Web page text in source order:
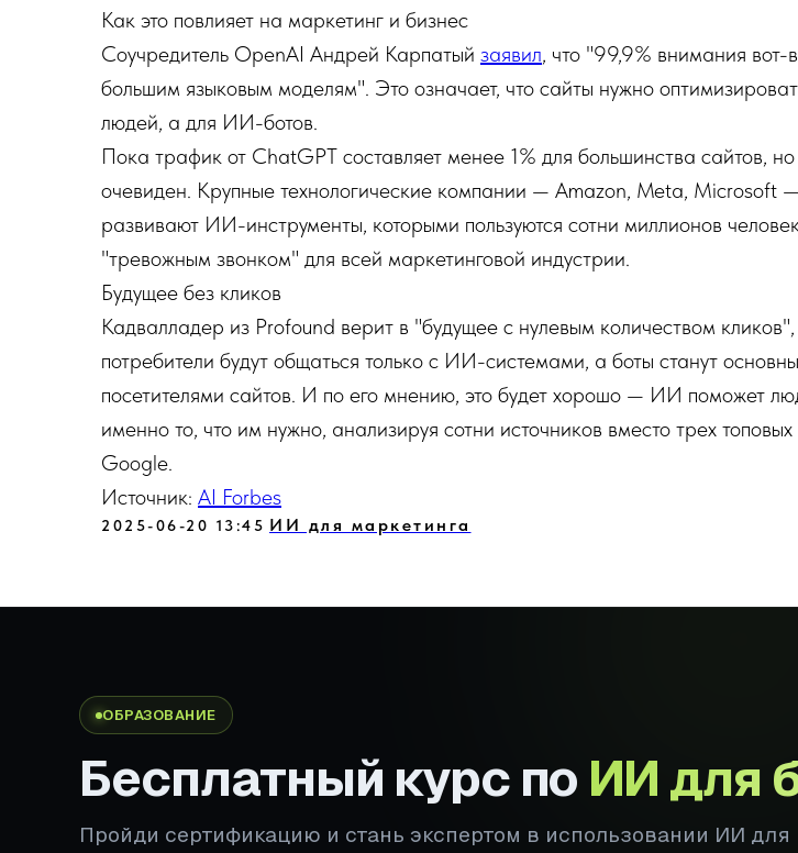
Как это повлияет на маркетинг и бизнес
Соучредитель OpenAI Андрей Карпатый заявил, что "99,9% внимания вот-
большим языковым моделям". Это означает, что сайты нужно
людей, а для ИИ-ботов.
Пока трафик от ChatGPT составляет менее 1% для большинства сайтов,
очевиден. Крупные технологические компании — Amazon, Meta, Microsoft
развивают ИИ-инструменты, которыми пользуются сотни миллионов
"тревожным звонком" для всей маркетинговой индустрии.
Будущее без кликов
Кадвалладер из Profound верит в "будущее с нулевым количеством кликов",
потребители будут общаться только с ИИ-системами, а боты станут
посетителями сайтов. И по его мнению, это будет хорошо — ИИ поможет
именно то, что им нужно, анализируя сотни источников вместо трех топовых
Google.
Источник: AI Forbes
2025-06-20 13:45 ИИ для маркетинга
ОБРАЗОВАНИЕ
Бесплатный курс по ИИ для
Пройди сертификацию и стань экспертом в использовании ИИ для